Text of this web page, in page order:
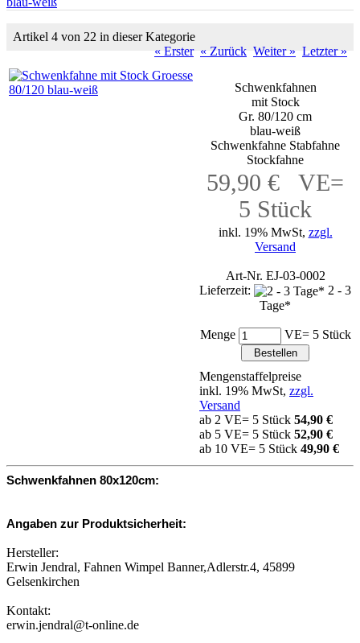
Artikel 4 von 22 in dieser Kategorie
« Erster « Zurück Weiter » Letzter »
Schwenkfahnen
mit Stock
Gr. 80/120 cm
blau-weiß
Schwenkfahne Stabfahne
Stockfahne
59,90 € VE=
5 Stück
inkl. 19% MwSt, zzgl.
Versand
Art-Nr. EJ-03-0002
Lieferzeit:
2 - 3
Tage*
Menge VE= 5 Stück
Mengenstaffelpreise
inkl. 19% MwSt, zzgl.
Versand
ab 2 VE= 5 Stück 54,90 €
ab 5 VE= 5 Stück 52,90 €
ab 10 VE= 5 Stück 49,90 €
Schwenkfahnen 80x120cm:
Angaben zur Produktsicherheit:
Hersteller:
Erwin Jendral, Fahnen Wimpel Banner,Adlerstr.4, 45899
Gelsenkirchen
Kontakt:
erwin.jendral@t-online.de